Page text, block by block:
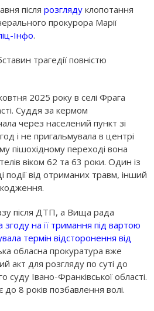
післярозглядуклопотання
прокурора Марії
Інфо.
трагедії повністю
2025 року в селі Фрага
Суддя за кермом
через населений пункт зі
і не пригальмувала в центрі
пішохідному переході вона
віком 62 та 63 роки. Один із
події від отриманих травм, інший
після ДТП, а Вища рада
згоду на її тримання під вартою
термін відсторонення від
обласна прокуратура вже
акт для розгляду по суті до
суду Івано-Франківської області.
8 років позбавлення волі.